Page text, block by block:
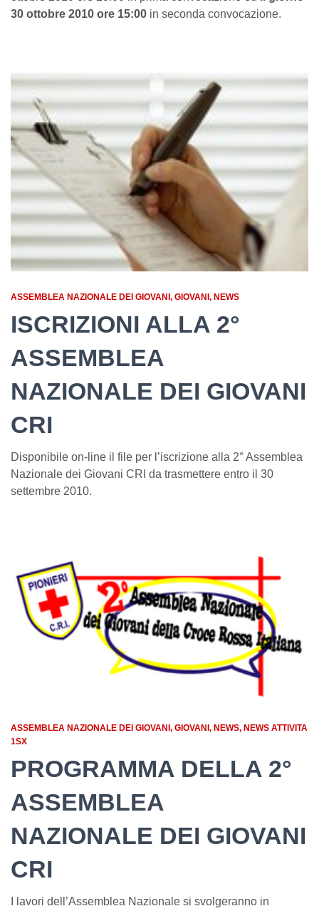
30 ottobre 2010 ore 15:00 in seconda convocazione.
ASSEMBLEA NAZIONALE DEI GIOVANI GIOVANI NEWS
ISCRIZIONI ALLA 2°
ASSEMBLEA
NAZIONALE DEI GIOVANI
CRI
Disponibile on-line il file per l’iscrizione alla 2° Assemblea
Nazionale dei Giovani CRI da trasmettere entro il 30
settembre 2010.
ASSEMBLEA NAZIONALE DEI GIOVANI GIOVANI NEWS NEWS ATTIVITA
1SX
PROGRAMMA DELLA 2°
ASSEMBLEA
NAZIONALE DEI GIOVANI
CRI
I lavori dell’Assemblea Nazionale si svolgeranno in